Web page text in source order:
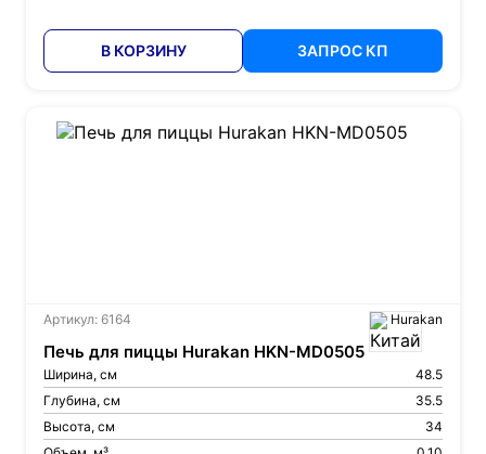
В КОРЗИНУ ЗАПРОС КП
Артикул: 6164 Hurakan
Печь для пиццы Hurakan HKN-MD0505
Ширина, см
48.5
Глубина, см
35.5
Высота, см
34